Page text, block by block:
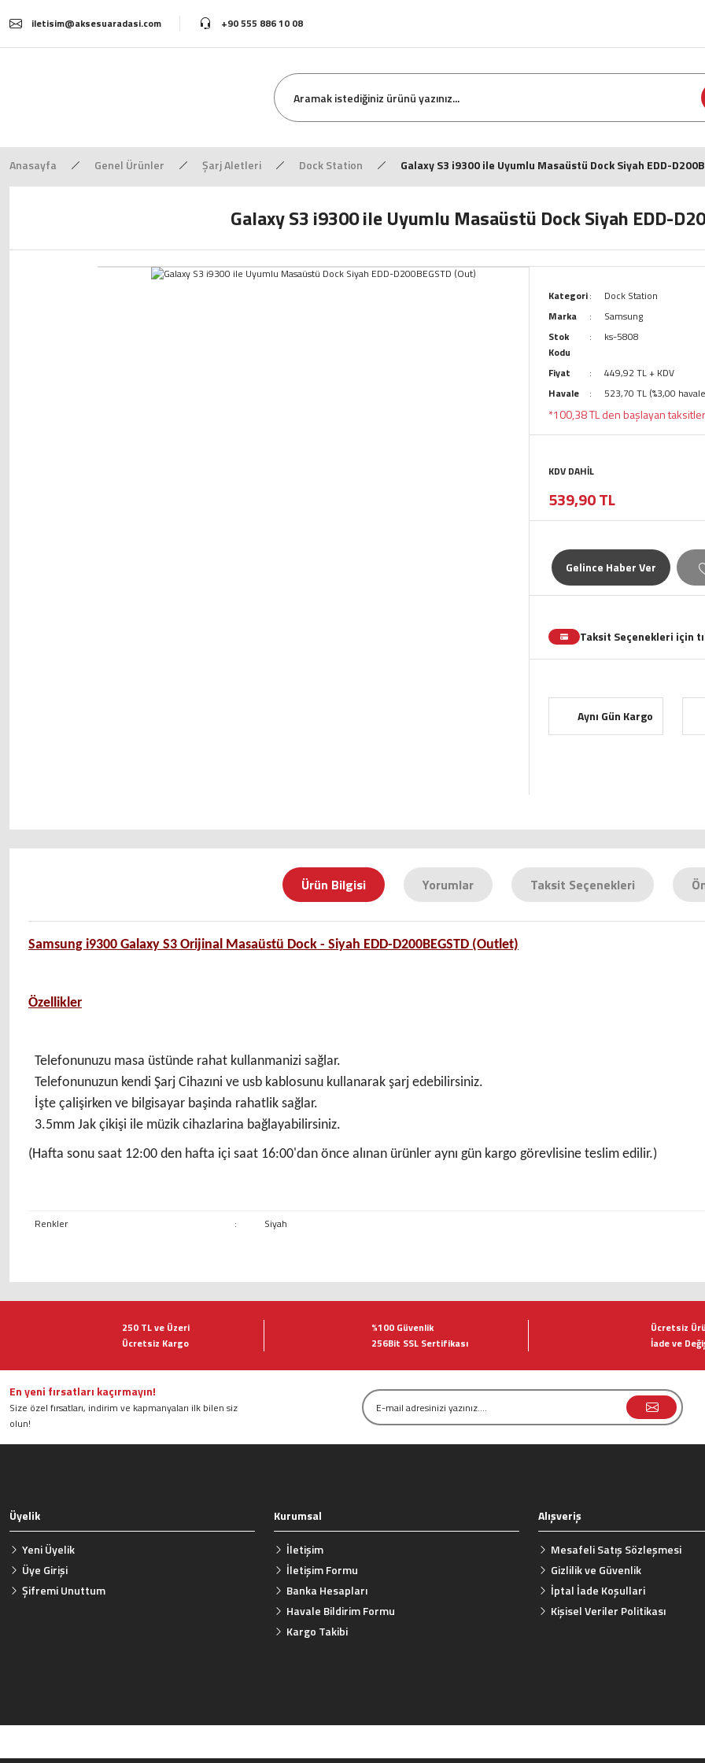
iletisim@aksesuaradasi.com +90 555 886 10 08
Anasayfa Genel Ürünler Şarj Aletleri Dock Station Galaxy S3 i9300 ile Uyumlu Masaüstü Dock Siyah EDD-
Galaxy S3 i9300 ile Uyumlu Masaüstü Dock Siyah EDD-
Kategori
Dock Station
Marka
Samsung
Stok
Kodu
ks-5808
Fiyat
449,92 TL + KDV
Havale
523,70 TL (%3,00
*100,38 TL den başlayan
KDV DAHİL
539,90 TL
Gelince Haber Ver
Taksit Seçenekleri için
Aynı Gün Kargo
Ürün Bilgisi Yorumlar Taksit Seçenekleri
Samsung i9300 Galaxy S3 Orijinal Masaüstü Dock - Siyah EDD-D200BEGSTD (Outlet)
Özellikler
Telefonunuzu masa üstünde rahat kullanmanizi sağlar.
Telefonunuzun kendi Şarj Cihazıni ve usb kablosunu kullanarak şarj edebilirsiniz.
İşte çalişirken ve bilgisayar başinda rahatlik sağlar.
3.5mm Jak çikişi ile müzik cihazlarina bağlayabilirsiniz.
(Hafta sonu saat 12:00 den hafta içi saat 16:00'dan önce alınan ürünler aynı gün kargo görevlisine teslim edilir.)
Renkler : Siyah
Görüş ve önerileriniz için teşekkür ederiz.
Ürün resmi kalitesiz, bozuk veya görüntülenemiyor.
Ürün bilgilerinde hatalar bulunuyor.
Ürün fiyatı diğer sitelerden daha pahalı.
250 TL ve Üzeri
Ücretsiz Kargo
%100 Güvenlik
256Bit SSL Sertifikası
Ücretsiz
İade ve
En yeni fırsatları kaçırmayın!
Size özel fırsatları, indirim ve kapmanyaları ilk bilen siz
olun!
Üyelik
Yeni Üyelik
Üye Girişi
Şifremi Unuttum
Kurumsal
İletişim
İletişim Formu
Banka Hesapları
Havale Bildirim Formu
Kargo Takibi
Alışveriş
Mesafeli Satış Sözleşmesi
Gizlilik ve Güvenlik
İptal İade Koşullari
Kişisel Veriler Politikası